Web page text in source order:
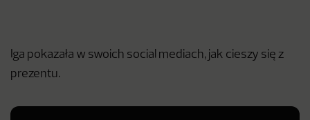
Iga pokazała w swoich social mediach, jak cieszy się z
prezentu.